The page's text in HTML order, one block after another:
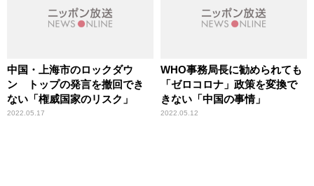
中国・上海市のロックダウ
ン トップの発言を撤回でき
ない「権威国家のリスク」
2022.05.17
WHO事務局長に勧められても
「ゼロコロナ」政策を変換で
きない「中国の事情」
2022.05.12